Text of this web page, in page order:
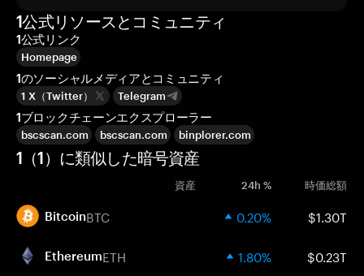
1公式リソースとコミュニティ
1公式リンク
Homepage
1のソーシャルメディアとコミュニティ
1 X（Twitter） Telegram
1ブロックチェーンエクスプローラー
bscscan.com bscscan.com binplorer.com
1（1）に類似した暗号資産
資産 24h % 時価総額
BitcoinBTC 0.20% $1.30T
EthereumETH 1.80% $0.23T